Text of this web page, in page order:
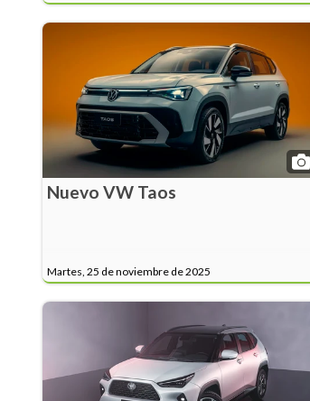
Nuevo VW Taos
Martes, 25 de noviembre de 2025